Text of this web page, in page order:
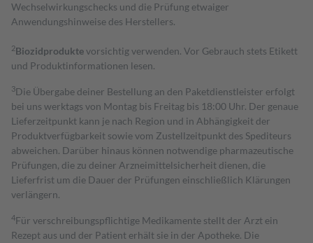
Wechselwirkungschecks und die Prüfung etwaiger
Anwendungshinweise des Herstellers.
2Biozidproduktevorsichtig verwenden. Vor Gebrauch stets Etikett
und Produktinformationen lesen.
3Die Übergabe deiner Bestellung an den Paketdienstleister erfolgt
bei uns werktags von Montag bis Freitag bis 18:00 Uhr. Der genaue
Lieferzeitpunkt kann je nach Region und in Abhängigkeit der
Produktverfügbarkeit sowie vom Zustellzeitpunkt des Spediteurs
abweichen. Darüber hinaus können notwendige pharmazeutische
Prüfungen, die zu deiner Arzneimittelsicherheit dienen, die
Lieferfrist um die Dauer der Prüfungen einschließlich Klärungen
verlängern.
4Für verschreibungspflichtige Medikamente stellt der Arzt ein
Rezept aus und der Patient erhält sie in der Apotheke. Die